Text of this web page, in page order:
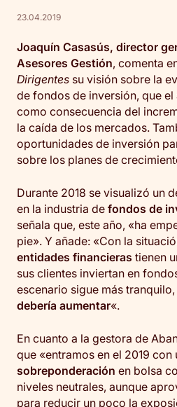
23.04.2019
Joaquín Casasús, director
Asesores Gestión, comenta
Dirigentes su visión sobre la
de fondos de inversión, que
como consecuencia del
la caída de los mercados.
oportunidades de inversión
sobre los planes de
Durante 2018 se visualizó un
en la industria de fondos de
señala que, este año, «ha
pie». Y añade: «Con la
entidades financieras tienen
sus clientes inviertan en
escenario sigue más
debería aumentar«.
En cuanto a la gestora de
que «entramos en el 2019 con
sobreponderación en bolsa
niveles neutrales, aunque
para reducir un poco la